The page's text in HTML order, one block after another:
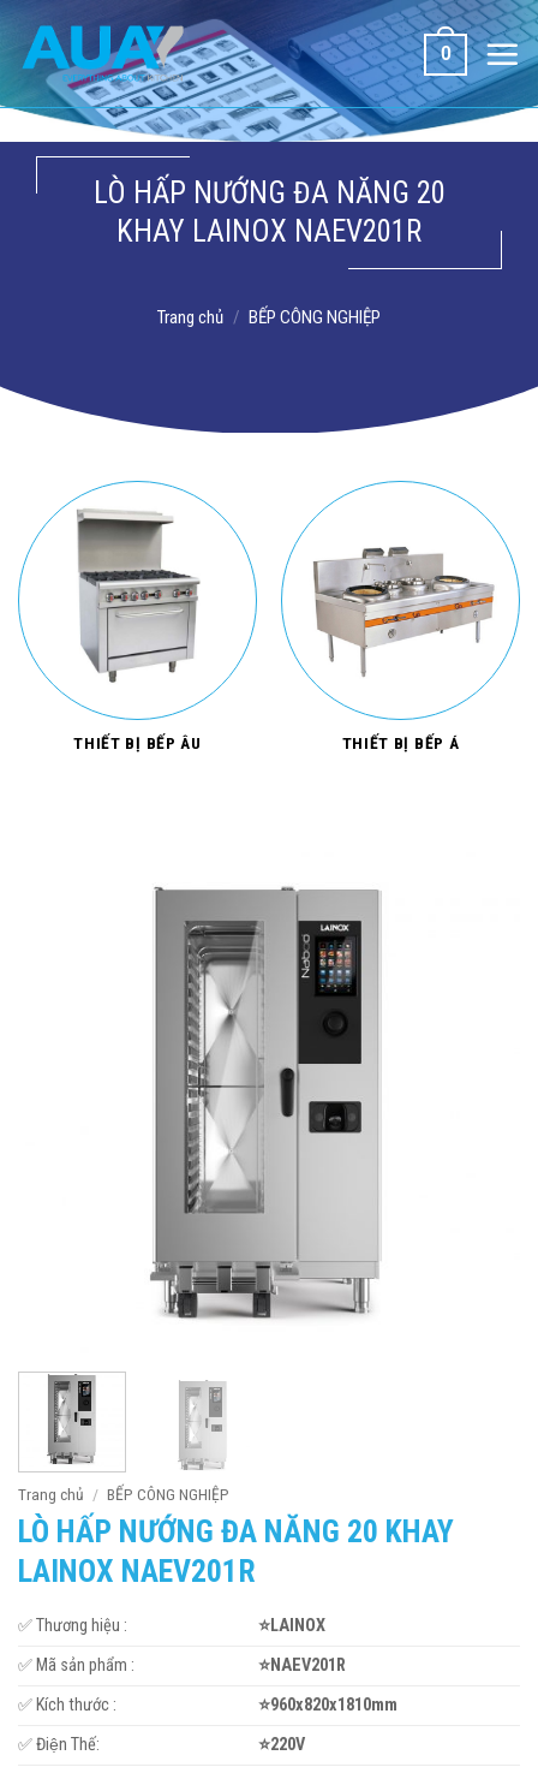
dung
0
LÒ HẤP NƯỚNG ĐA NĂNG 20
KHAY LAINOX NAEV201R
Trang chủ / BẾP CÔNG NGHIỆP
THIẾT BỊ BẾP ÂU THIẾT BỊ BẾP Á
Trang chủ / BẾP CÔNG NGHIỆP
LÒ HẤP NƯỚNG ĐA NĂNG 20 KHAY
LAINOX NAEV201R
✅ Thương hiệu :
⭐LAINOX
✅ Mã sản phẩm :
⭐NAEV201R
✅ Kích thước :
⭐960x820x1810mm
✅ Điện Thế:
⭐220V